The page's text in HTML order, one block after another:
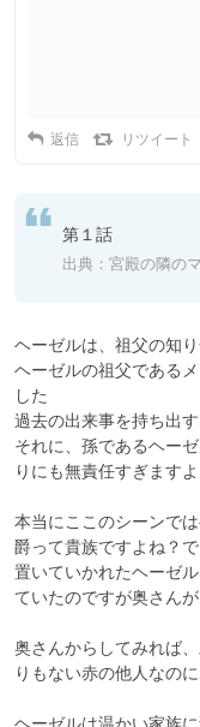
返信 リツイート
第１話
出典： 宮殿の隣の
ヘーゼルは、祖父の知
ヘーゼルの祖父である
した
過去の出来事を持ち出
それに、孫であるヘー
りにも無責任すぎますよ
本当にここのシーンで
爵って貴族ですよね？
置いていかれたヘーゼ
ていたのですが奥さん
奥さんからしてみれば
りもない赤の他人なの